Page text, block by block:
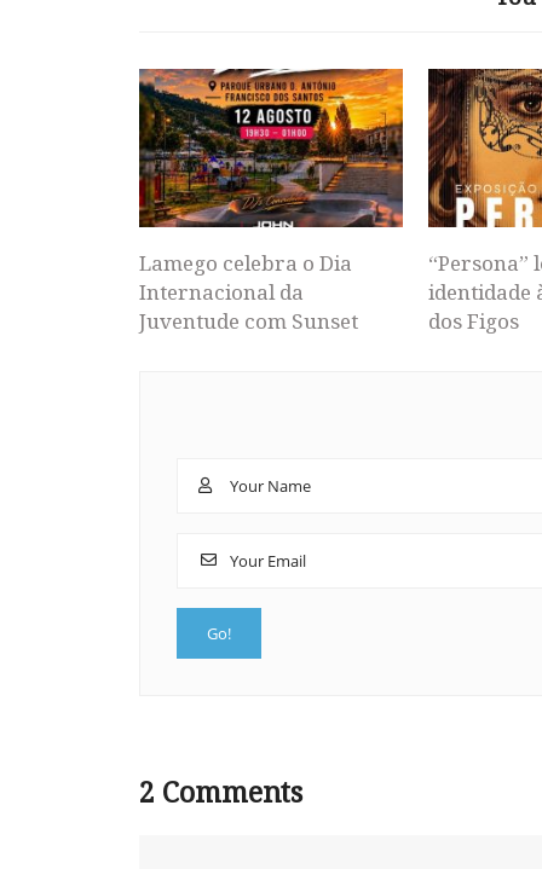
Lamego celebra o Dia
Internacional da
Juventude com Sunset
“Persona”
identidade
dos Figos
2 Comments